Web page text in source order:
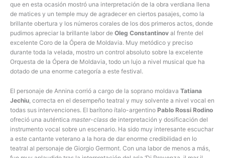
que en esta ocasión mostró una interpretación de la obra verdiana llena
de matices y un temple muy de agradecer en ciertos pasajes, como la
brillante obertura y los números corales de los dos primeros actos, donde
pudimos apreciar la brillante labor de Oleg Constantinov al frente del
excelente Coro de la Ópera de Moldavia. Muy metódico y preciso
durante toda la velada, mostro un control absoluto sobre la excelente
Orquesta de la Ópera de Moldavia, todo un lujo a nivel musical que ha
dotado de una enorme categoría a este festival.
El personaje de Annina corrió a cargo de la soprano moldava Tatiana
Jechiu , correcta en el desempeño teatral y muy solvente a nivel vocal en
todas sus intervenciones. El barítono ítalo-argentino Pablo Rossi Rodino
ofreció una auténtica master-class de interpretación y dosificación del
instrumento vocal sobre un escenario. Ha sido muy interesante escuchar
a este cantante veterano a la hora de dar enorme credibilidad en lo
teatral al personaje de Giorgio Germont. Con una labor de menos a más,